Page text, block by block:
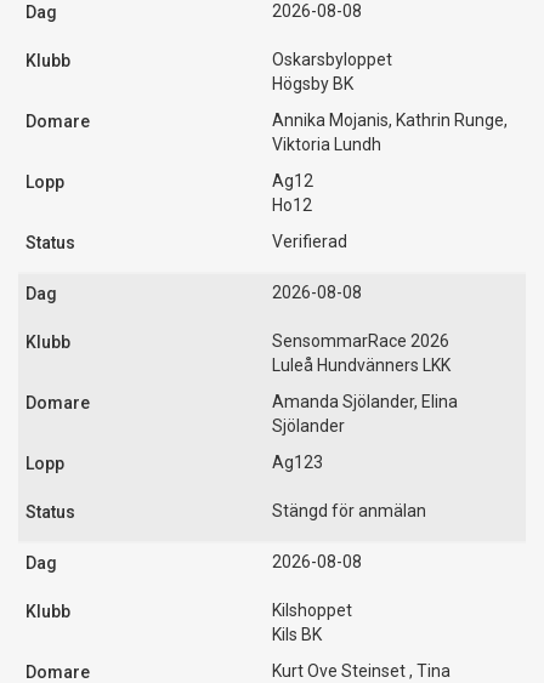
2026-08-08
Oskarsbyloppet
Högsby BK
Annika Mojanis, Kathrin Runge,
Viktoria Lundh
Ag12
Ho12
Verifierad
2026-08-08
SensommarRace 2026
Luleå Hundvänners LKK
Amanda Sjölander, Elina
Sjölander
Ag123
Stängd för anmälan
2026-08-08
Kilshoppet
Kils BK
Kurt Ove Steinset , Tina